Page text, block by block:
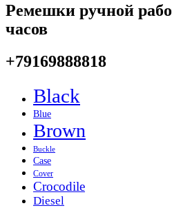
Ремешки ручной
часов
+79169888818
Black
Blue
Brown
Buckle
Case
Cover
Crocodile
Diesel